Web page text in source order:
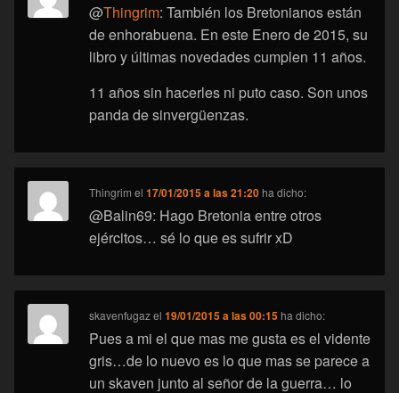
@Thingrim: También los Bretonianos están
de enhorabuena. En este Enero de 2015, su
libro y últimas novedades cumplen 11 años.
11 años sin hacerles ni puto caso. Son unos
panda de sinvergüenzas.
Thingrim el17/01/2015 a las 21:20 ha dicho:
@Balin69: Hago Bretonia entre otros
ejércitos… sé lo que es sufrir xD
skavenfugazel19/01/2015 a las 00:15 ha dicho:
Pues a mi el que mas me gusta es el vidente
gris…de lo nuevo es lo que mas se parece a
un skaven junto al señor de la guerra… lo